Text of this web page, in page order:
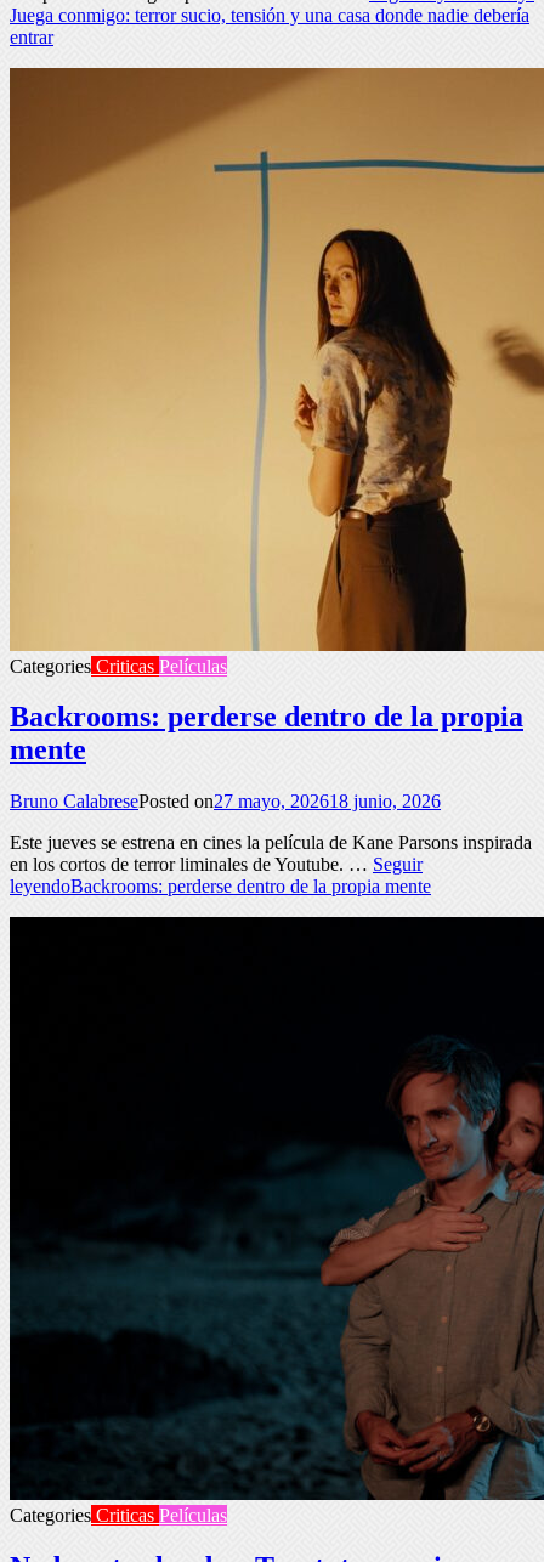
Juega conmigo: terror sucio, tensión y una casa donde nadie debería
entrar
Categories Criticas Películas
Backrooms: perderse dentro de la propia
mente
Bruno CalabresePosted on27 mayo, 202618 junio, 2026
Este jueves se estrena en cines la película de Kane Parsons inspirada
en los cortos de terror liminales de Youtube. … Seguir
leyendoBackrooms: perderse dentro de la propia mente
Categories Criticas Películas